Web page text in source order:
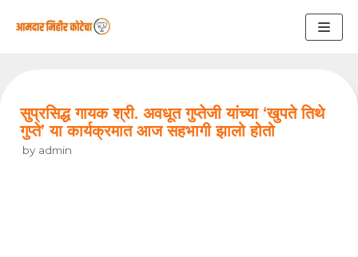
सुप्रसिद्ध गायक श्री. अवधूत गुप्तेजी यांच्या ‘खुपते तिथे
गुप्ते’ या कार्यक्रमात आज सहभागी झालो होतो
by admin